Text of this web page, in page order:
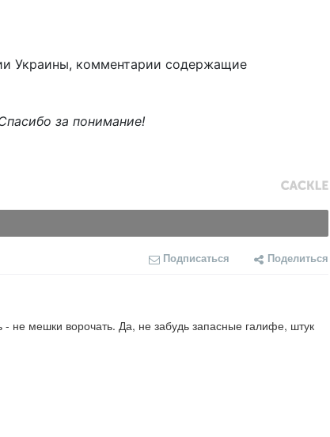
Украины, комментарии содержащие
за понимание!
Подписаться Поделиться
не мешки ворочать. Да, не забудь запасные галифе, штук